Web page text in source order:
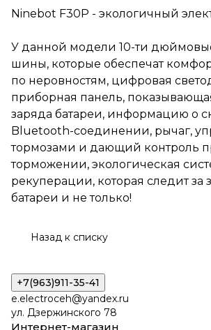
управляющий тормозами и
система рекуперации,
которая следит за зарядом
Ninebot F30P - экологичный
У данной модели 10-ти
шины, которые обеспечат
по неровностям, цифровая
приборная панель,
заряда батареи, информацию о
Bluetooth-соединении, рычаг,
тормозами и дающий контроль
торможении, экологическая
рекуперации, которая следит за
батареи и не только!
Назад к списку
+7(963)911-35-41
e.electroceh@yandex.ru
ул. Дзержинского 78
Интернет-магазин